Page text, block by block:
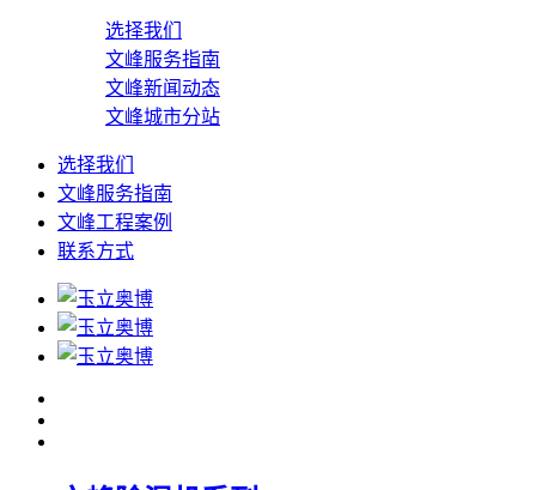
选择我们
文峰服务指南
文峰新闻动态
文峰城市分站
选择我们
文峰服务指南
文峰工程案例
联系方式